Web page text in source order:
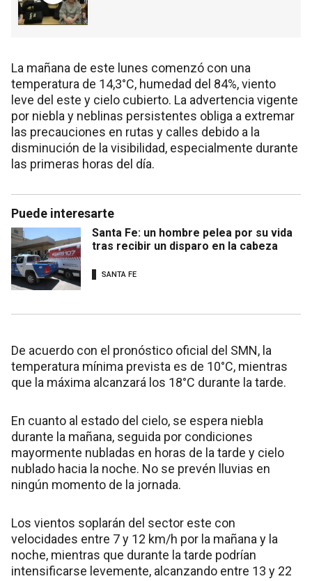
La mañana de este lunes comenzó con una
temperatura de 14,3°C, humedad del 84%, viento
leve del este y cielo cubierto. La advertencia vigente
por niebla y neblinas persistentes obliga a extremar
las precauciones en rutas y calles debido a la
disminución de la visibilidad, especialmente durante
las primeras horas del día.
Puede interesarte
Santa Fe: un hombre pelea por su vida
tras recibir un disparo en la cabeza
SANTA FE
De acuerdo con el pronóstico oficial del SMN, la
temperatura mínima prevista es de 10°C, mientras
que la máxima alcanzará los 18°C durante la tarde.
En cuanto al estado del cielo, se espera niebla
durante la mañana, seguida por condiciones
mayormente nubladas en horas de la tarde y cielo
nublado hacia la noche. No se prevén lluvias en
ningún momento de la jornada.
Los vientos soplarán del sector este con
velocidades entre 7 y 12 km/h por la mañana y la
noche, mientras que durante la tarde podrían
intensificarse levemente, alcanzando entre 13 y 22